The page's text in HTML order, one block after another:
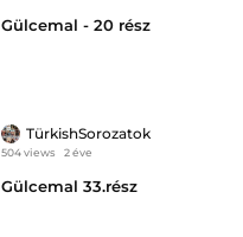
Gülcemal - 20 rész
TürkishSorozatok
504 views 2 éve
Gülcemal 33.rész